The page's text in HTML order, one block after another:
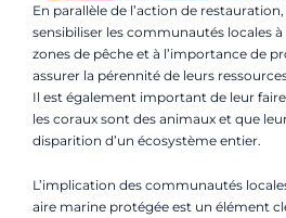
En parallèle de l’action de
sensibiliser les communautés locales
zones de pêche et à l’importance de
assurer la pérennité de leurs
Il est également important de leur
les coraux sont des animaux et que
disparition d’un écosystème entier.
L’implication des communautés
aire marine protégée est un élément